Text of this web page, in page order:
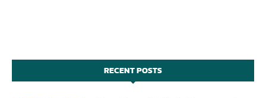
RECENT POSTS